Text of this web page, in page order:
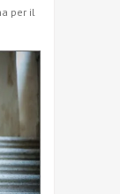
per il